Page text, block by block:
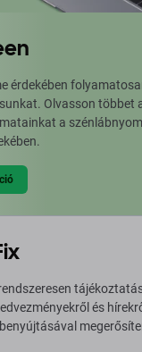
érdekében
Olvasson többet
a
és